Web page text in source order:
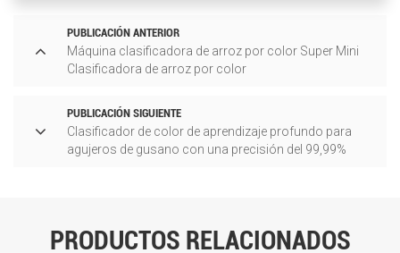
PUBLICACIÓN ANTERIOR
Máquina clasificadora de arroz por color Super Mini
Clasificadora de arroz por color
PUBLICACIÓN SIGUIENTE
Clasificador de color de aprendizaje profundo para
agujeros de gusano con una precisión del 99,99%
PRODUCTOS RELACIONADOS